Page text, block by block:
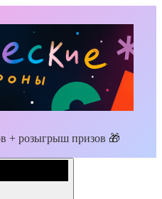
+ розыгрыш призов 🎁